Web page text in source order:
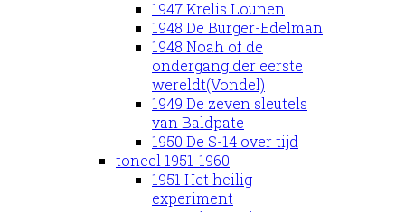
1947 Krelis Lounen
1948 De Burger-Edelman
1948 Noah of de
ondergang der eerste
wereldt(Vondel)
1949 De zeven sleutels
van Baldpate
1950 De S-14 over tijd
toneel 1951-1960
1951 Het heilig
experiment